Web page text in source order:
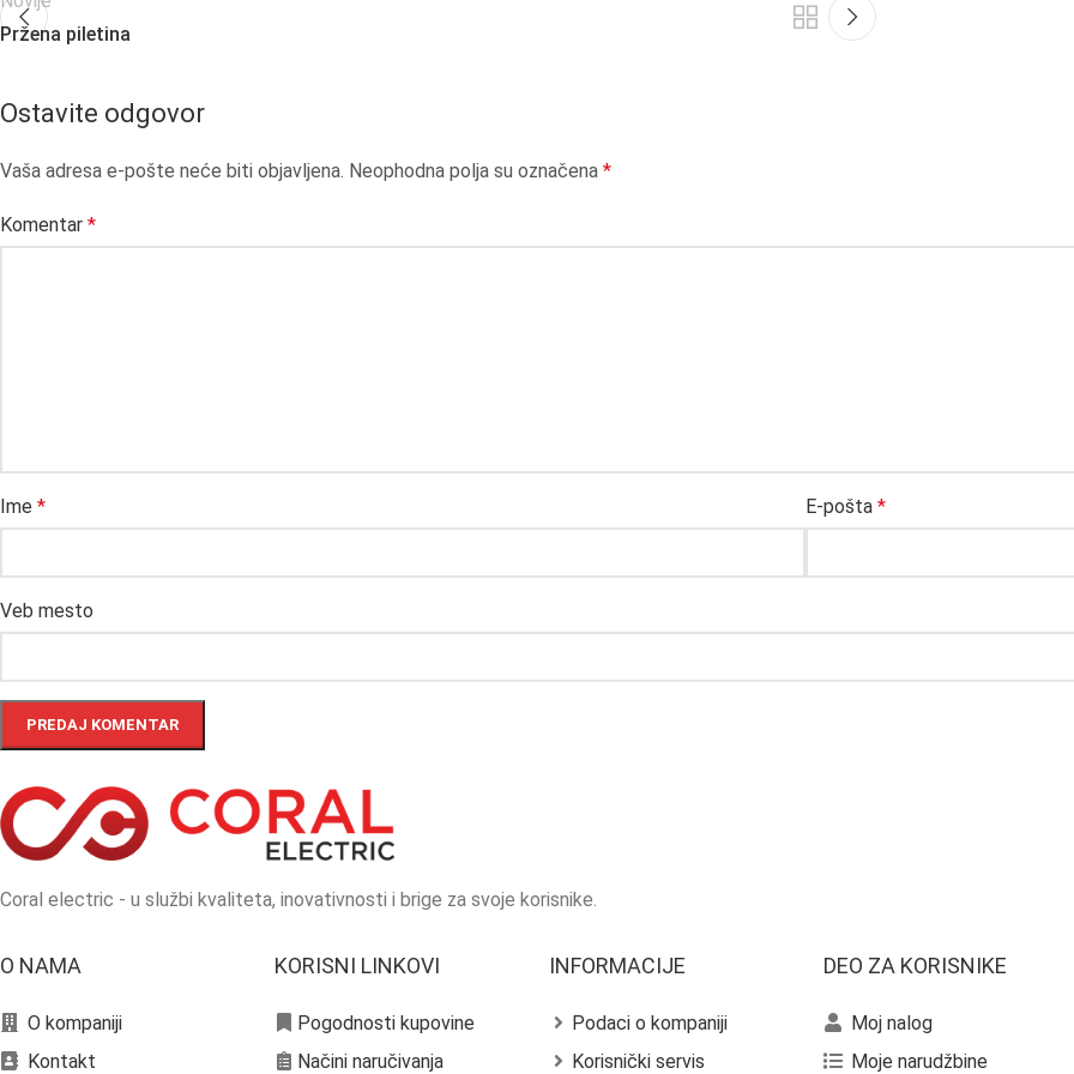
Pržena piletina
Ostavite odgovor
Vaša adresa e-pošte neće biti objavljena. Neophodna polja su označena *
Komentar *
Ime * E-pošta *
Veb mesto
Coral electric - u službi kvaliteta, inovativnosti i brige za svoje korisnike.
O NAMA
O kompaniji
Kontakt
KORISNI LINKOVI
Pogodnosti kupovine
Načini naručivanja
INFORMACIJE
Podaci o kompaniji
Korisnički servis
DEO ZA KORISNIKE
Moj nalog
Moje narudžbine